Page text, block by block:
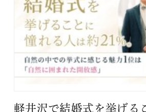
軽井沢で結婚式を挙げる